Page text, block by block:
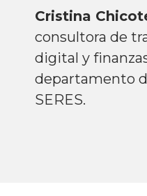
Cristina
consultora de
digital y
departamento
SERES.